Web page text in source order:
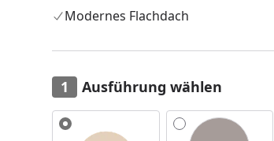
Modernes Flachdach
Ausführung wählen
Alle anzeigen (2)